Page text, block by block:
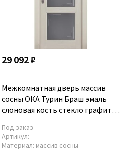
29 092 ₽
Межкомнатная дверь массив
сосны ОКА Турин Браш эмаль
слоновая кость стекло графит с
Под заказ
Артикул:
Материал: массив сосны